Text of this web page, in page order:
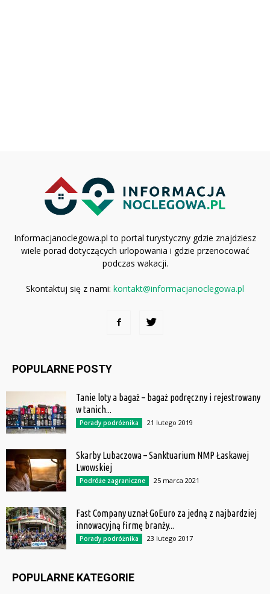
Informacjanoclegowa.pl to portal turystyczny gdzie znajdziesz
wiele porad dotyczących urlopowania i gdzie przenocować
podczas wakacji.
Skontaktuj się z nami: kontakt@informacjanoclegowa.pl
POPULARNE POSTY
Tanie loty a bagaż – bagaż podręczny i rejestrowany
w tanich...
Porady podróżnika 21 lutego 2019
Skarby Lubaczowa – Sanktuarium NMP Łaskawej
Lwowskiej
Podróże zagraniczne 25 marca 2021
Fast Company uznał GoEuro za jedną z najbardziej
innowacyjną firmę branży...
Porady podróżnika 23 lutego 2017
POPULARNE KATEGORIE